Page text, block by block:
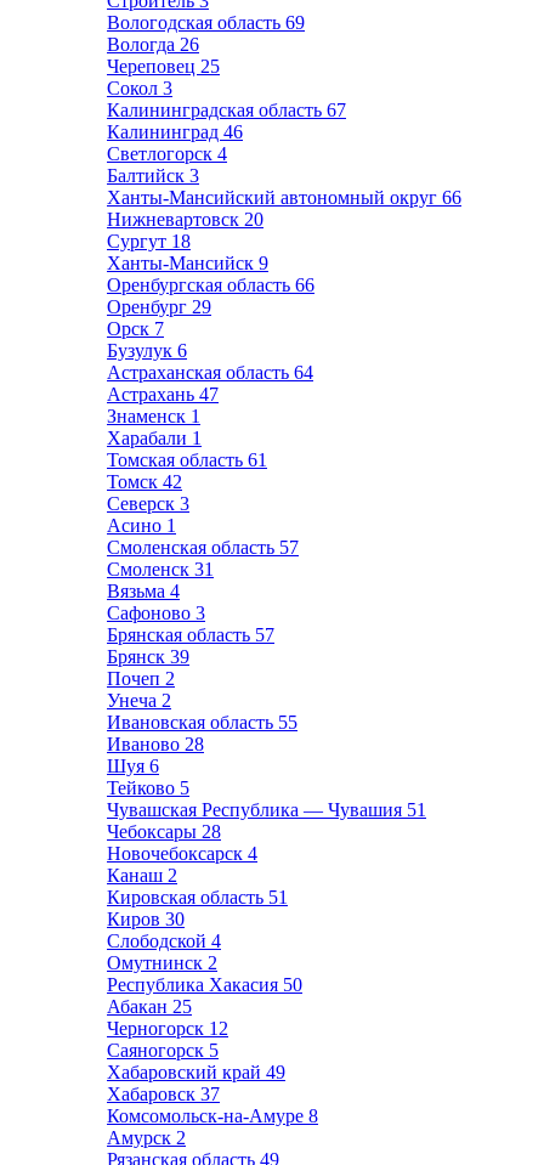
Вологодская область 69
Вологда 26
Череповец 25
Сокол 3
Калининградская область 67
Калининград 46
Светлогорск 4
Балтийск 3
Ханты-Мансийский автономный округ 66
Нижневартовск 20
Сургут 18
Ханты-Мансийск 9
Оренбургская область 66
Оренбург 29
Орск 7
Бузулук 6
Астраханская область 64
Астрахань 47
Знаменск 1
Харабали 1
Томская область 61
Томск 42
Северск 3
Асино 1
Смоленская область 57
Смоленск 31
Вязьма 4
Сафоново 3
Брянская область 57
Брянск 39
Почеп 2
Унеча 2
Ивановская область 55
Иваново 28
Шуя 6
Тейково 5
Чувашская Республика — Чувашия 51
Чебоксары 28
Новочебоксарск 4
Канаш 2
Кировская область 51
Киров 30
Слободской 4
Омутнинск 2
Республика Хакасия 50
Абакан 25
Черногорск 12
Саяногорск 5
Хабаровский край 49
Хабаровск 37
Комсомольск-на-Амуре 8
Амурск 2
Рязанская область 49